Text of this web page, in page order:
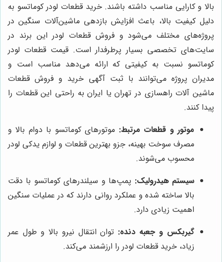
بالا و کارایی مناسب داشته باشند. خرید قطعات لودر کوماتسو به
دلیل کیفیت بالا، باعث افزایش بازدهی ماشین‌آلات سنگین در
پروژه‌های مختلف می‌شود و فروش قطعات لودر این برند در
سایت‌های تخصصی بسیار پرطرفدار است. قیمت قطعات لودر
کوماتسو نسبت به کیفیتی که ارائه می‌دهد مناسب است و
مدیران پروژه می‌توانند با ثبت آگهی خرید و فروش قطعات
ماشین آلات راهسازی در تهران یا ایران به راحتی این قطعات را
پیدا کنند.
موتور و قطعات مرتبط: موتورهای کوماتسو با دوام بالا و
مصرف سوخت بهینه، جزو بهترین قطعات و لوازم یدکی لودر
محسوب می‌شوند.
سیستم هیدرولیک: پمپ‌ها و سیلندرهای کوماتسو با دقت
بالا ساخته شده و عملکرد روانی دارند که در عملیات سنگین
اهمیت زیادی دارد.
گیربکس و جعبه دنده: توان انتقال نیرو بالا و طول عمر
زیاد، خرید قطعات لودر را ارزشمند می‌کند.